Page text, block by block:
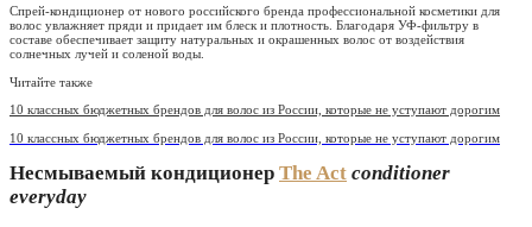
Спрей-кондиционер от нового российского бренда профессиональной косметики для
волос увлажняет пряди и придает им блеск и плотность. Благодаря УФ-фильтру в
составе обеспечивает защиту натуральных и окрашенных волос от воздействия
солнечных лучей и соленой воды.
Читайте также
10 классных бюджетных брендов для волос из России, которые не уступают дорогим
10 классных бюджетных брендов для волос из России, которые не уступают дорогим
Несмываемый кондиционер The Act conditioner
everyday